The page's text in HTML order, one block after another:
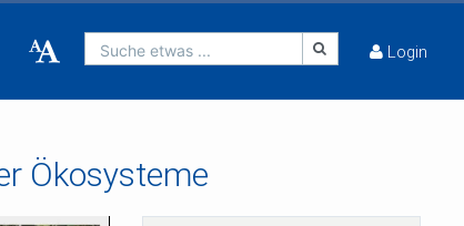
Suche etwas ... Login
Ökosysteme